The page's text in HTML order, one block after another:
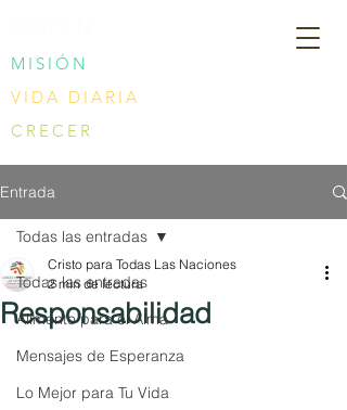
MISIÓN
VIDA DIARIA
CRECER
Entrada
Todas las entradas
Alimento para el Alma
Mensajes de Esperanza
Lo Mejor para Tu Vida
Todas las entradas
Responsabilidad
Cristo para Todas Las Naciones
2 min de lectura